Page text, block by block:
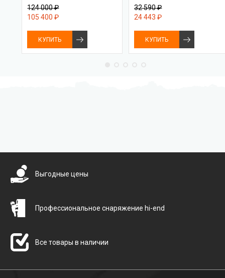
124 000 ₽
105 400 ₽
КУПИТЬ
32 590 ₽
24 443 ₽
КУПИТЬ
Выгодные цены
Профессиональное снаряжение hi-end
Все товары в наличии